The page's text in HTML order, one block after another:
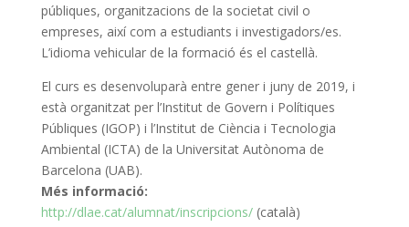
públiques, organitzacions de la societat civil o
empreses, així com a estudiants i investigadors/es.
L’idioma vehicular de la formació és el castellà.
El curs es desenvoluparà entre gener i juny de 2019, i
està organitzat per l’Institut de Govern i Polítiques
Públiques (IGOP) i l’Institut de Ciència i Tecnologia
Ambiental (ICTA) de la Universitat Autònoma de
Barcelona (UAB).
Més informació:
http://dlae.cat/alumnat/inscripcions/(català)